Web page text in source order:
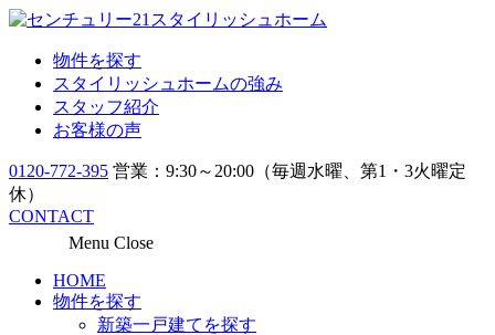
物件を探す
スタイリッシュホームの強み
スタッフ紹介
お客様の声
0120-772-395 営業：9:30～20:00（毎週水曜、第1・3火曜定
休）
CONTACT
Menu Close
HOME
物件を探す
新築一戸建てを探す